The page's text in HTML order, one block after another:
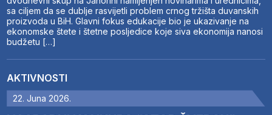
sa ciljem da se dublje rasvijetli problem crnog tržišta duvanskih
proizvoda u BiH. Glavni fokus edukacije bio je ukazivanje na
ekonomske štete i štetne posljedice koje siva ekonomija nanosi
budžetu […]
AKTIVNOSTI
22. Juna 2026.